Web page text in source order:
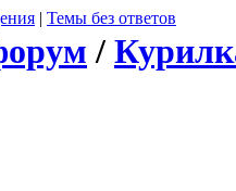
| Темы без ответов
/